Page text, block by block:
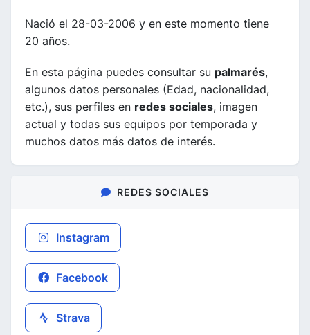
Nació el 28-03-2006 y en este momento tiene
20 años.
En esta página puedes consultar su palmarés,
algunos datos personales (Edad, nacionalidad,
etc.), sus perfiles en redes sociales, imagen
actual y todas sus equipos por temporada y
muchos datos más datos de interés.
REDES SOCIALES
Instagram
Facebook
Strava